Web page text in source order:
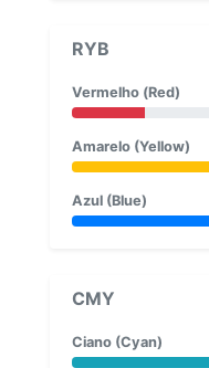
RYB
Vermelho (Red)
Amarelo (Yellow)
Azul (Blue)
CMY
Ciano (Cyan)